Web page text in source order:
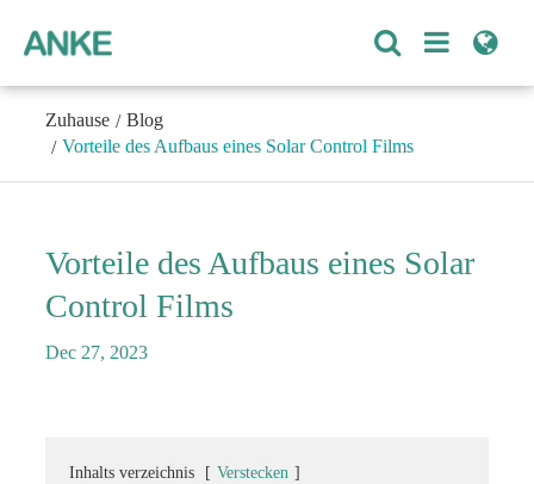
Zuhause
Blog
Vorteile des Aufbaus eines Solar Control Films
Vorteile des Aufbaus eines Solar
Control Films
Dec 27, 2023
Inhalts verzeichnis [ Verstecken ]